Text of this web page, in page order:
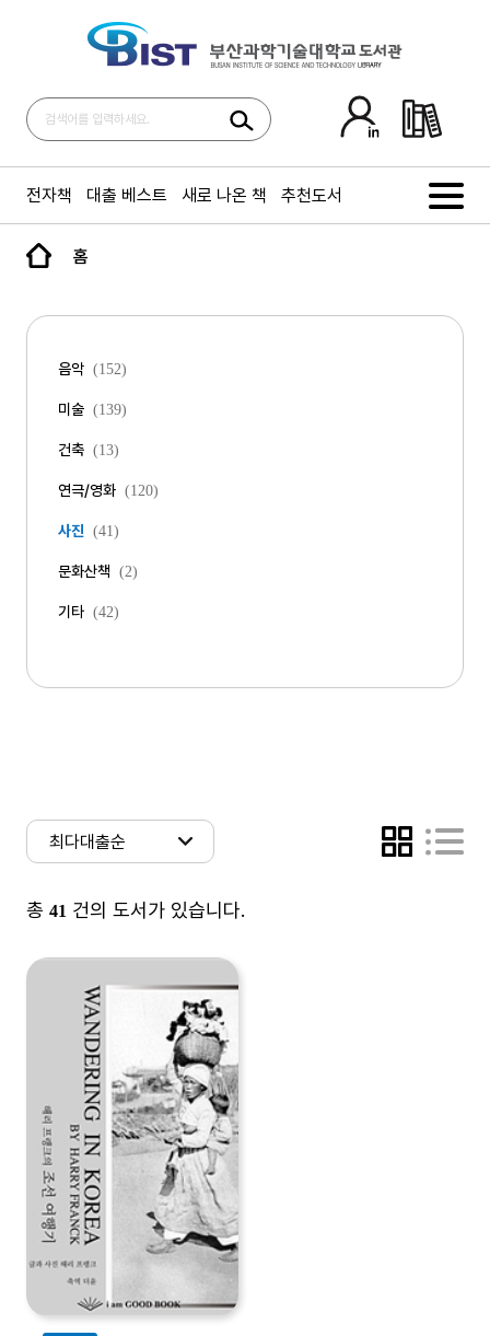
전자책 대출 베스트 새로 나온 책 추천도서
홈
음악 (152)
미술 (139)
건축 (13)
연극/영화 (120)
사진 (41)
문화산책 (2)
기타 (42)
총 41 건의 도서가 있습니다.